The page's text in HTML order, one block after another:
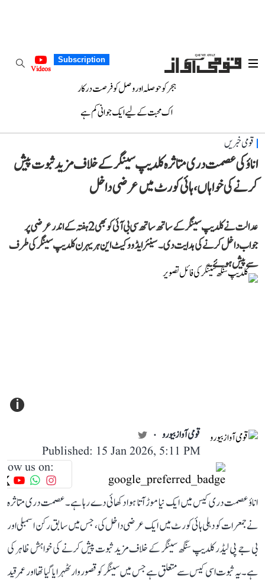
Subscription
Videos
ہجر کو حوصلہ اور وصل کو فرصت درکار
اک محبت کے لیے ایک جوانی کم ہے
قومی خبریں
اناؤ کی عصمت دری متاثرہ کلدیپ سینگر کے خلاف مزید ثبوت پیش
کرنے کی خواہاں، ہائی کورٹ میں عرضی داخل
عدالت نے کلدیپ سینگر کے ساتھ ساتھ سی بی آئی کو بھی 2 ہفتہ کے اندر عرضی پر
جواب داخل کرنے کی ہدایت دی۔ سینئر ایڈووکیٹ این ہریہرن کلدیپ سینگر کی طرف
سے پیش ہوئے۔
i
قومی آواز بیورو
Published: 15 Jan 2026, 5:11 PM
us on:
اناؤ عصمت دری کیس میں ایک نیا موڑ آتا ہوا دکھائی دے رہا ہے۔ عصمت دری متاثرہ
نے جمعرات کو دہلی ہائی کورٹ میں ایک عرضی داخل کی، جس میں سابق رکن اسمبلی اور
بی جے پی لیڈر کلدیپ سنگھ سینگر کے خلاف مزید ثبوت پیش کرنے کی خواہش ظاہر کی
ہے۔ یہ ثبوت اسی کیس سے متعلق ہے جس میں سینگر کو قصوروار ٹھہرایا گیا تھا اور عمر قید